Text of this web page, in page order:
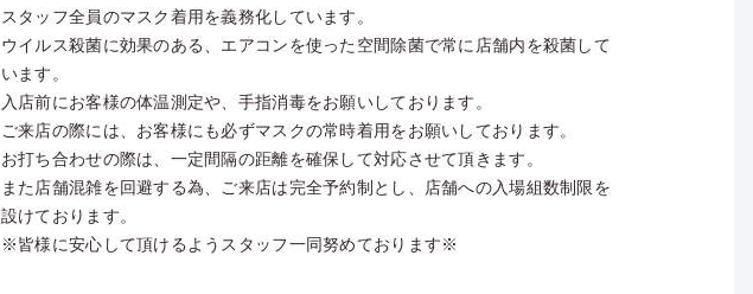
スタッフ全員のマスク着用を義務化しています。
ウイルス殺菌に効果のある、エアコンを使った空間除菌で常に店舗内を殺菌して
います。
入店前にお客様の体温測定や、手指消毒をお願いしております。
ご来店の際には、お客様にも必ずマスクの常時着用をお願いしております。
お打ち合わせの際は、一定間隔の距離を確保して対応させて頂きます。
また店舗混雑を回避する為、ご来店は完全予約制とし、店舗への入場組数制限を
設けております。
※皆様に安心して頂けるようスタッフ一同努めております※